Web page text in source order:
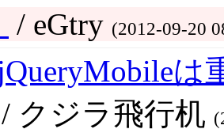
/ eGtry (2012-09-20
は
/ クジラ飛行机